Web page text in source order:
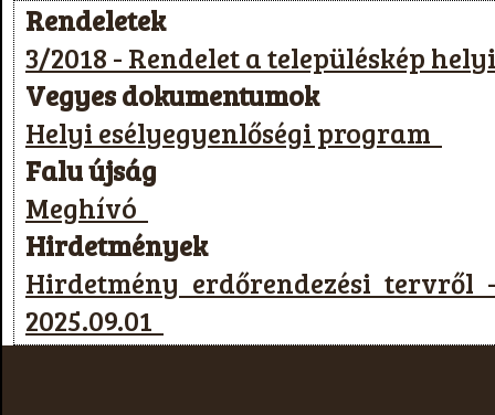
Rendeletek
3/2018 - Rendelet a településkép
Vegyes dokumentumok
Helyi esélyegyenlőségi program
Falu újság
Meghívó
Hirdetmények
Hirdetmény erdőrendezési tervről
2025.09.01